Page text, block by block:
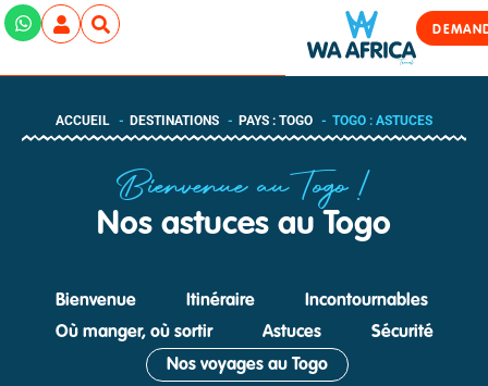
ACCUEIL DESTINATIONS PAYS : TOGO TOGO : ASTUCES
Bienvenue au Togo !
Nos astuces au Togo
Bienvenue Itinéraire
Incontournables
Où manger, où sortir
Astuces
Sécurité
Nos voyages au Togo